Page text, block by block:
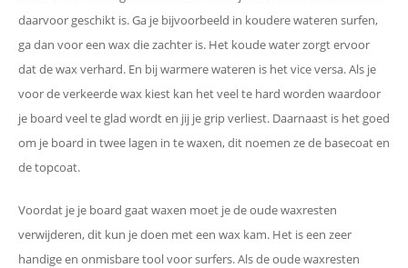
daarvoor geschikt is. Ga je bijvoorbeeld in koudere wateren surfen,
ga dan voor een wax die zachter is. Het koude water zorgt ervoor
dat de wax verhard. En bij warmere wateren is het vice versa. Als je
voor de verkeerde wax kiest kan het veel te hard worden waardoor
je board veel te glad wordt en jij je grip verliest. Daarnaast is het goed
om je board in twee lagen in te waxen, dit noemen ze de basecoat en
de topcoat.
Voordat je je board gaat waxen moet je de oude waxresten
verwijderen, dit kun je doen met een wax kam. Het is een zeer
handige en onmisbare tool voor surfers. Als de oude waxresten